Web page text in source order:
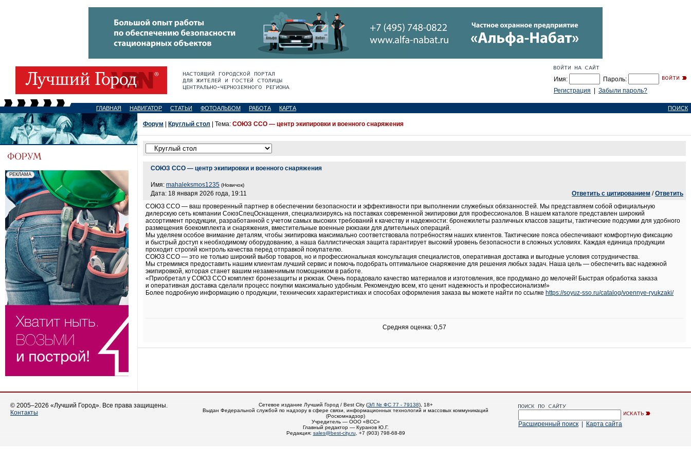
Имя:
Пароль:
Регистрация
Забыли пароль?
ГЛАВНАЯ НАВИГАТОР СТАТЬИ ФОТОАЛЬБОМ РАБОТА КАРТА ПОИСК
Форум Круглый стол | Тема: СОЮЗ ССО — центр экипировки и военного снаряжения
СОЮЗ ССО — центр экипировки и военного снаряжения
Имя: mahaleksmos1235 (Новичок)
Дата: 18 января 2026 года, 19:11 Ответить с цитированием /Ответить
СОЮЗ ССО — ваш проверенный партнер в обеспечении безопасности и эффективности при выполнении служебных обязанностей. Мы представляем собой официальную
дилерскую сеть компании СоюзСпецОснащения, специализируясь на поставках современной экипировки для профессионалов. В нашем каталоге представлен широкий
ассортимент продукции, разработанной с учетом самых высоких требований к качеству и надежности: бронежилеты различных классов защиты, тактические подсумки для удобного
размещения боекомплекта и снаряжения, вместительные военные рюкзаки для длительных операций.
Мы уделяем особое внимание деталям, чтобы экипировка максимально соответствовала потребностям наших клиентов. Тактические пояса обеспечивают комфортную фиксацию
и быстрый доступ к необходимому оборудованию, а наша баллистическая защита гарантирует высокий уровень безопасности в сложных условиях. Каждая единица продукции
проходит строгий контроль качества перед отправкой покупателю.
СОЮЗ ССО — это не только широкий выбор товаров, но и профессиональная консультация специалистов, оперативная доставка и выгодные условия сотрудничества.
Мы стремимся предоставить нашим клиентам лучший сервис и помочь подобрать оптимальное снаряжение для решения любых задач. Наша цель — обеспечить вас надежной
экипировкой, которая станет вашим незаменимым помощником в работе.
«Приобретал у СОЮЗ ССО комплект бронезащиты и рюкзак. Очень порадовало качество материалов и изготовления, все продумано до мелочей! Быстрая обработка заказа
и оперативная доставка сделали процесс покупки максимально удобным. Рекомендую всем, кто ценит надежность и профессионализм!»
Более подробную информацию о продукции, технических характеристиках и способах оформления заказа вы можете найти по ссылке https://soyuz-sso.ru/catalog/voennye-ryukzaki/
Средняя оценка: 0,57
© 2005–2026 «Лучший Город». Все права защищены.
Контакты
Сетевое издание Лучший Город / Best City (ЭЛ № ФС 77 - 79138), 18+
Выдан Федеральной службой по надзору в сфере связи, информационных технологий и массовых коммуникаций
(Роскомнадзор)
Учредитель — ООО «ВСС»
Главный редактор — Куранов Ю.Г.
Редакция: sales@best-city.ru , +7 (903) 798-68-89
Расширенный поиск Карта сайта